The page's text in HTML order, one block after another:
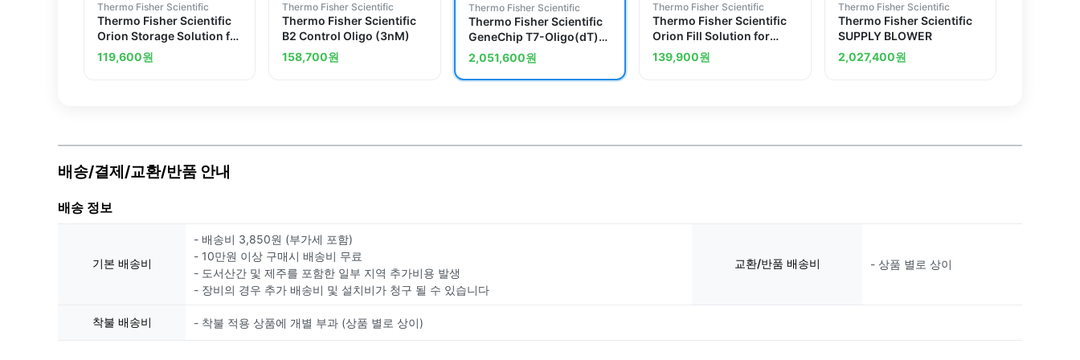
Thermo Fisher Scientific
Thermo Fisher Scientific
Orion Storage Solution for
Sodium Electrode, 475mL,
475 mL
119,600원
Thermo Fisher Scientific
Thermo Fisher Scientific
B2 Control Oligo (3nM)
158,700원
Thermo Fisher Scientific
Thermo Fisher Scientific
GeneChip T7-Oligo(dT)
Promoter Primer Kit
2,051,600원
Thermo Fisher Scientific
Thermo Fisher Scientific
Orion Fill Solution for
Sodium Ion Selective
Electrode (ISE), 5 x 60mL
139,900원
Thermo Fisher Scientific
Thermo Fisher Scientific
SUPPLY BLOWER
2,027,400원
배송/결제/교환/반품 안내
배송 정보
기본 배송비
- 배송비 3,850원 (부가세 포함)
- 10만원 이상 구매시 배송비 무료
- 도서산간 및 제주를 포함한 일부 지역 추가비용 발생
- 장비의 경우 추가 배송비 및 설치비가 청구 될 수 있습니다
교환/반품 배송비 - 상품 별로 상이
착불 배송비 - 착불 적용 상품에 개별 부과 (상품 별로 상이)